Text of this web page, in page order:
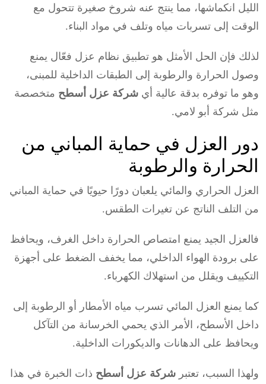
الليل انكماشها، مما ينتج عنه شروخ صغيرة تتحول مع
الوقت إلى تسربات مياه وتلف في مواد البناء.
لذلك فإن الحل الأمثل هو تطبيق نظام عزل فعّال يمنع
وصول الحرارة والرطوبة إلى الطبقات الداخلية للمبنى،
وهو ما توفره بدقة عالية أي شركة عزل أسطح متخصصة
مثل شركة أبو لامي.
دور العزل في حماية المباني من
الحرارة والرطوبة
العزل الحراري والمائي يلعبان دورًا حيويًا في حماية المباني
من التلف الناتج عن تغيرات الطقس.
فالعزل الجيد يمنع امتصاص الحرارة داخل الغرف، ويحافظ
على برودة الهواء الداخلي، مما يخفف الضغط على أجهزة
التكييف ويقلل من استهلاك الكهرباء.
كما يمنع العزل المائي تسرب مياه الأمطار أو الرطوبة إلى
داخل الأسطح، الأمر الذي يحمي الخرسانة من التآكل
ويحافظ على الدهانات والديكورات الداخلية.
ولهذا السبب، تعتبر شركة عزل أسطح ذات الخبرة في هذا